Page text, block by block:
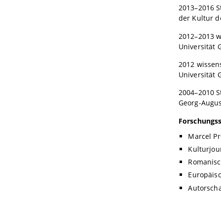
2013–2016
der Kultur
2012–2013
Universität
2012
Universität
2004–2010
Georg-
Marcel